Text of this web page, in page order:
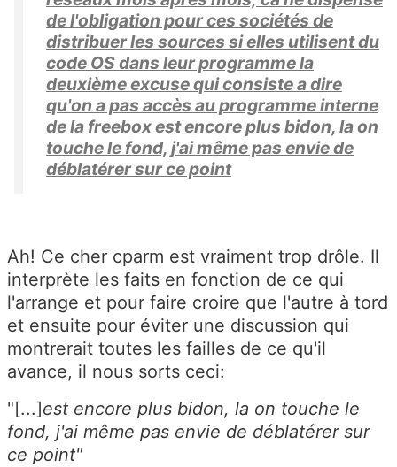
de l'obligation pour ces sociétés de
distribuer les sources si elles utilisent du
code OS dans leur programme la
deuxième excuse qui consiste a dire
qu'on a pas accès au programme interne
de la freebox est encore plus bidon, la on
touche le fond, j'ai même pas envie de
déblatérer sur ce point
Ah! Ce cher cparm est vraiment trop drôle. Il
interprète les faits en fonction de ce qui
l'arrange et pour faire croire que l'autre à tord
et ensuite pour éviter une discussion qui
montrerait toutes les failles de ce qu'il
avance, il nous sorts ceci:
"[...]est encore plus bidon, la on touche le
fond, j'ai même pas envie de déblatérer sur
ce point"